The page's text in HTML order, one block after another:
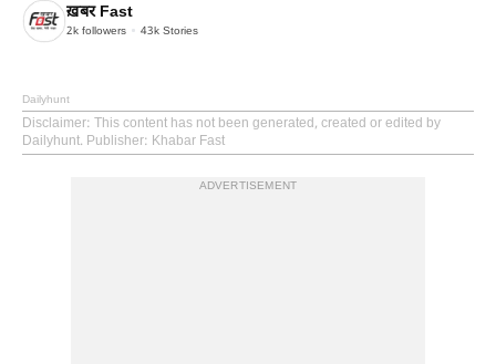
ख़बर Fast
2k followers 43k Stories
Dailyhunt
Disclaimer: This content has not been generated, created or edited by
Dailyhunt. Publisher: Khabar Fast
ADVERTISEMENT